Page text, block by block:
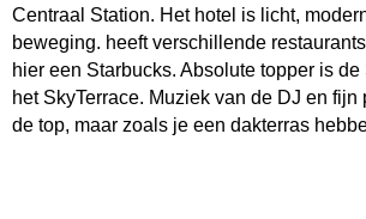
Centraal Station. Het hotel is licht,
beweging. heeft verschillende
hier een Starbucks. Absolute topper is
het SkyTerrace. Muziek van de DJ en
de top, maar zoals je een dakterras